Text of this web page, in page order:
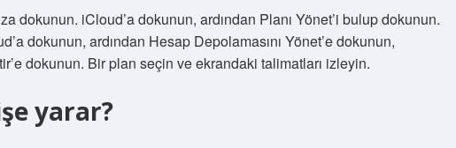
dokunun. iCloud’a dokunun, ardından Planı Yönet’i bulup dokunun.
dokunun, ardından Hesap Depolamasını Yönet’e dokunun,
dokunun. Bir plan seçin ve ekrandaki talimatları izleyin.
yarar?